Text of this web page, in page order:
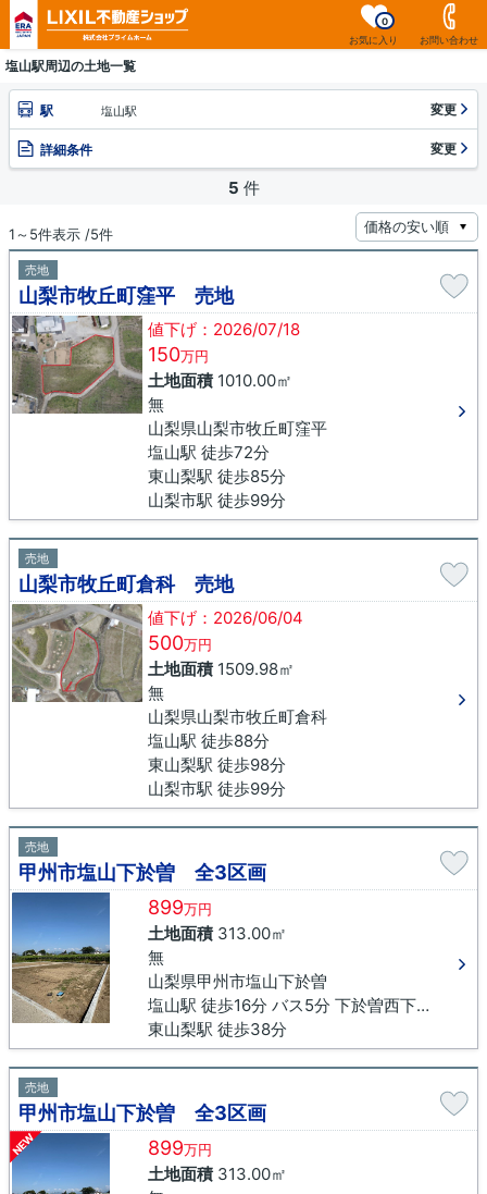
お気に入り
0
お問い合わせ
塩山駅周辺の土地一覧
駅 塩山駅 変更
詳細条件 変更
5 件
1～5件表示 /5件
売地
山梨市牧丘町窪平 売地
値下げ：2026/07/18
150万円
土地面積1010.00㎡
無
山梨県山梨市牧丘町窪平
塩山駅 徒歩72分
東山梨駅 徒歩85分
山梨市駅 徒歩99分
売地
山梨市牧丘町倉科 売地
値下げ：2026/06/04
500万円
土地面積1509.98㎡
無
山梨県山梨市牧丘町倉科
塩山駅 徒歩88分
東山梨駅 徒歩98分
山梨市駅 徒歩99分
売地
甲州市塩山下於曽 全3区画
899万円
土地面積313.00㎡
無
山梨県甲州市塩山下於曽
塩山駅 徒歩16分 バス5分 下於曽西下車 徒歩9分
東山梨駅 徒歩38分
売地
甲州市塩山下於曽 全3区画
NEW 899万円
土地面積313.00㎡